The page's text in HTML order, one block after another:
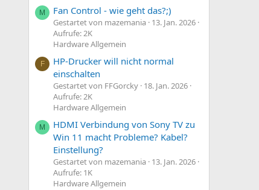
M Fan Control - wie geht das?;)
Gestartet von mazemania 13. Jan. 2026
Aufrufe: 2K
Hardware Allgemein
F
HP-Drucker will nicht normal
einschalten
Gestartet von FFGorcky 18. Jan. 2026
Aufrufe: 2K
Hardware Allgemein
M
HDMI Verbindung von Sony TV zu
Win 11 macht Probleme? Kabel?
Einstellung?
Gestartet von mazemania 13. Jan. 2026
Aufrufe: 1K
Hardware Allgemein